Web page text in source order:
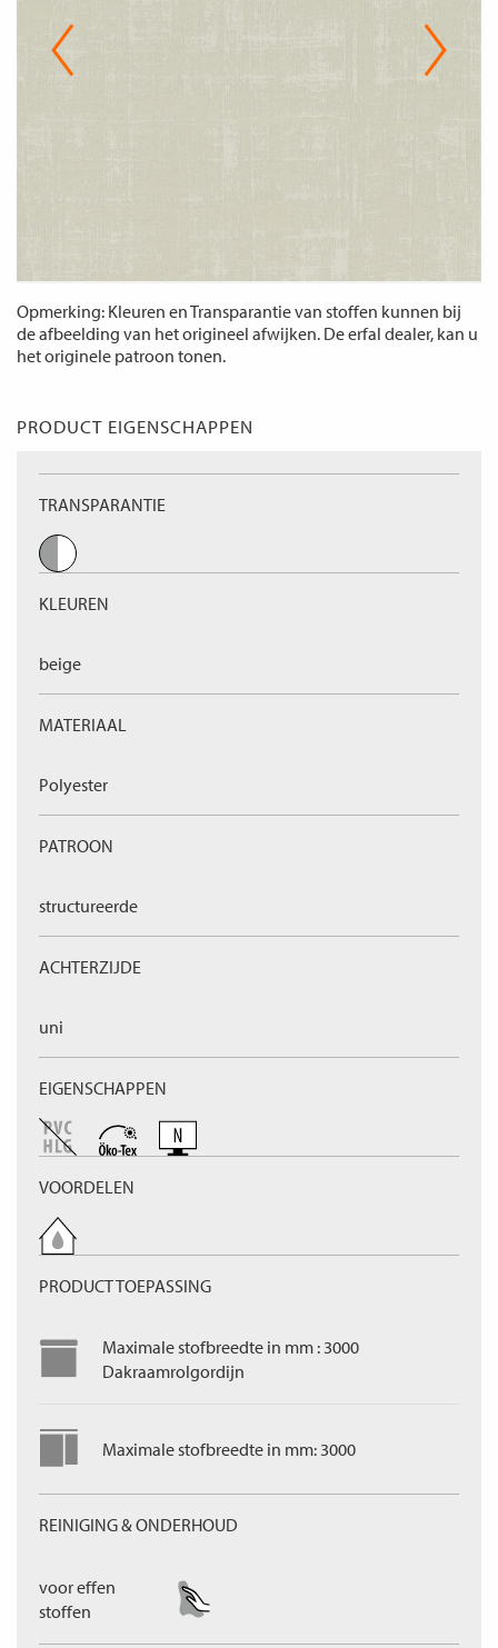
Opmerking: Kleuren en Transparantie van stoffen kunnen bij
de afbeelding van het origineel afwijken. De erfal dealer, kan u
het originele patroon tonen.
PRODUCT EIGENSCHAPPEN
TRANSPARANTIE
KLEUREN
beige
MATERIAAL
Polyester
PATROON
structureerde
ACHTERZIJDE
uni
EIGENSCHAPPEN
VOORDELEN
PRODUCT TOEPASSING
Maximale stofbreedte in mm : 3000
Dakraamrolgordijn
Maximale stofbreedte in mm: 3000
REINIGING & ONDERHOUD
voor effen
stoffen